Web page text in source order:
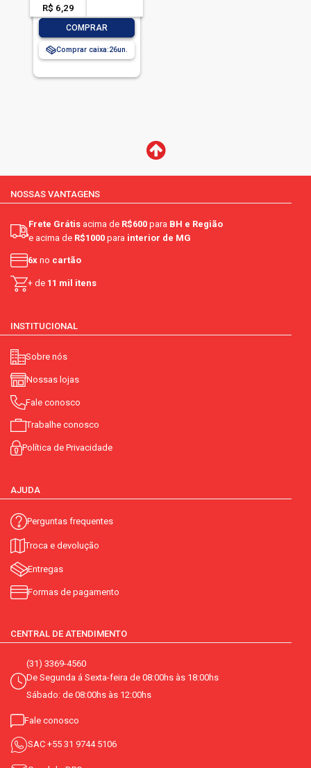
R$ 6,29
COMPRAR
Comprar caixa:26
NOSSAS VANTAGENS
Frete Grátis acima de R$600 para BH e Região
e acima de R$1000 para interior de MG
6x no cartão
+ de 11 mil itens
INSTITUCIONAL
Sobre nós
Nossas lojas
Fale conosco
Trabalhe conosco
Política de Privacidade
AJUDA
Perguntas frequentes
Troca e devolução
Entregas
Formas de pagamento
CENTRAL DE ATENDIMENTO
(31) 3369-4560
De Segunda á Sexta-feira de 08:00hs às 18:00hs
Sábado: de 08:00hs às 12:00hs
Fale conosco
SAC +55 31 9744 5106